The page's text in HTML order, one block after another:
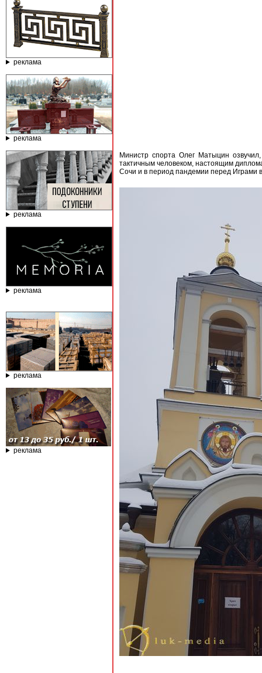
реклама
реклама
реклама
реклама
реклама
реклама
Министр спорта Олег Матыцин
тактичным человеком, настоящим
Сочи и в период пандемии перед Играми